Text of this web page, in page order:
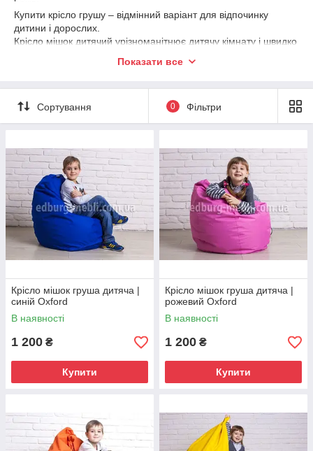
Купити крісло грушу – відмінний варіант для відпочинку
дитини і дорослих.
Крісло мішок дитячий урізноманітнює дитячу кімнату і швидко
Крісло груша є безпечним і комфортним виробом для дітей.
Показати все
Сортування 0 Фільтри
Крісло мішок груша дитяча |
синій Oxford
В наявності
1 200 ₴
Купити
Крісло мішок груша дитяча |
рожевий Oxford
В наявності
1 200 ₴
Купити